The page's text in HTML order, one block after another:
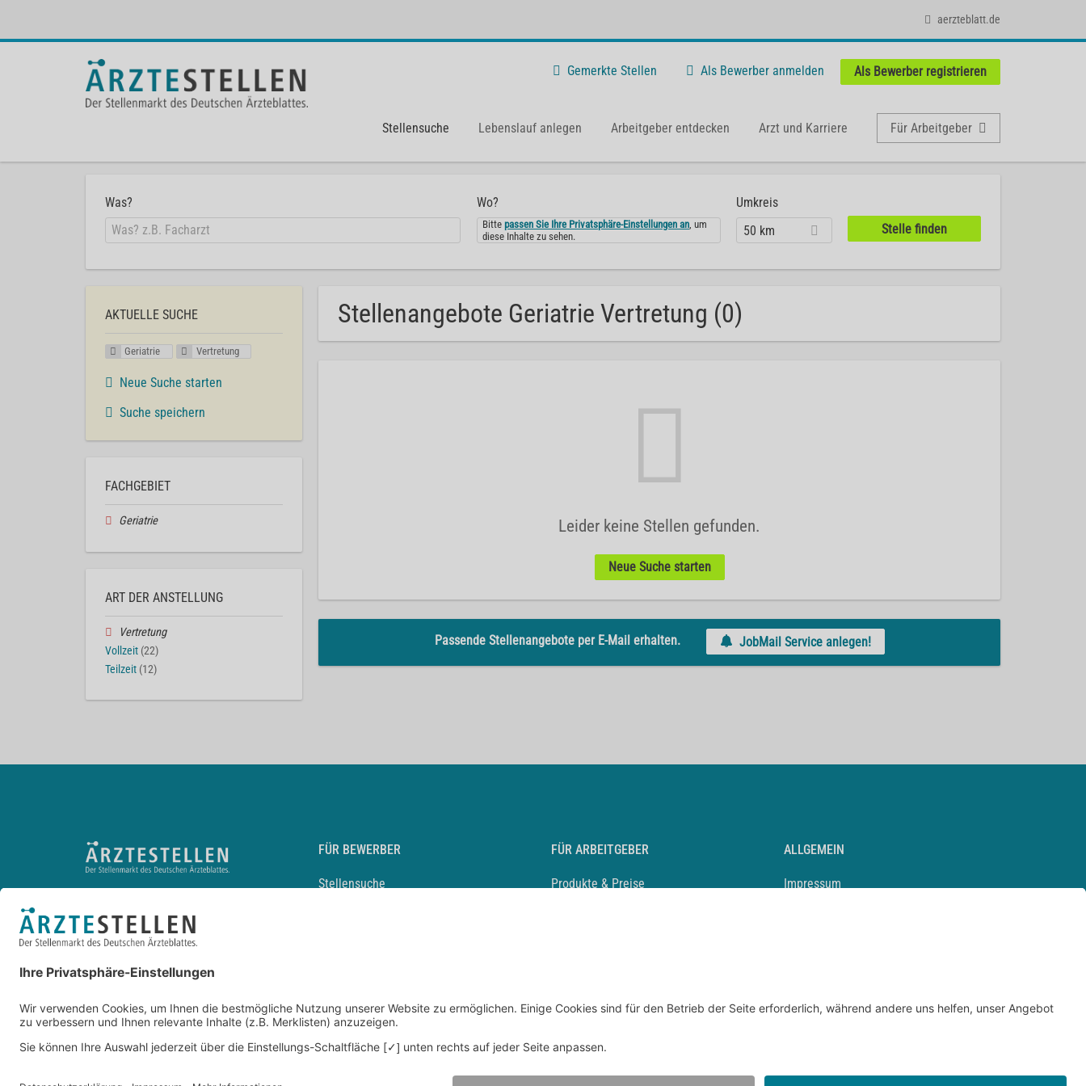
aerzteblatt.de
Gemerkte Stellen Als Bewerber anmelden Als Bewerber registrieren
Stellensuche Lebenslauf anlegen Arbeitgeber entdecken Arzt und Karriere Für Arbeitgeber
Was? Wo?
Bittepassen Sie Ihre Privatsphäre-Einstellungen an, um
diese Inhalte zu sehen.
Umkreis
50 km
Stellenangebote Geriatrie Vertretung (0)
Leider keine Stellen gefunden.
Neue Suche starten
Passende Stellenangebote per E-Mail erhalten. JobMail Service anlegen!
AKTUELLE SUCHE
Geriatrie Vertretung
Neue Suche starten
Suche speichern
FACHGEBIET
Geriatrie
ART DER ANSTELLUNG
Vertretung
Vollzeit (22)
Teilzeit (12)
FÜR BEWERBER
Stellensuche
Durchsuchen Sie den Stellenkatalog
FÜR ARBEITGEBER
Produkte & Preise
ALLGEMEIN
Impressum